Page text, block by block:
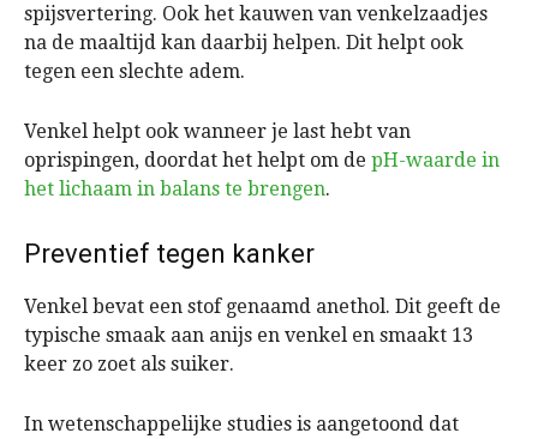
spijsvertering. Ook het kauwen van venkelzaadjes
na de maaltijd kan daarbij helpen. Dit helpt ook
tegen een slechte adem.
Venkel helpt ook wanneer je last hebt van
oprispingen, doordat het helpt om de pH-waarde in
het lichaam in balans te brengen.
Preventief tegen kanker
Venkel bevat een stof genaamd anethol. Dit geeft de
typische smaak aan anijs en venkel en smaakt 13
keer zo zoet als suiker.
In wetenschappelijke studies is aangetoond dat